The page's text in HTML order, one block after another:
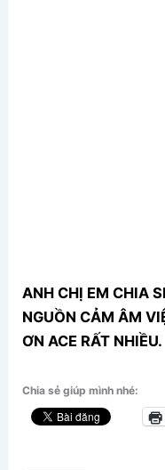
ANH CHỊ EM CHIA
NGUỒN CẢM ÂM
ƠN ACE RẤT NHIỀU.
Chia sẻ giúp mình nhé: